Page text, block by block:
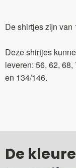
De shirtjes zijn van
Deze shirtjes
leveren: 56, 62,
en 134/146.
De